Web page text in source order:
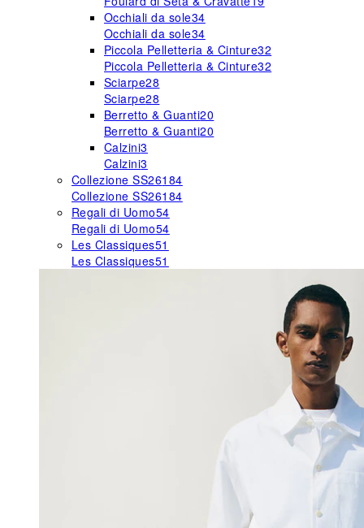
Occhiali da sole34
Occhiali da sole34
Piccola Pelletteria & Cinture32
Piccola Pelletteria & Cinture32
Sciarpe28
Sciarpe28
Berretto & Guanti20
Berretto & Guanti20
Calzini3
Calzini3
Collezione SS26184
Collezione SS26184
Regali di Uomo54
Regali di Uomo54
Les Classiques51
Les Classiques51